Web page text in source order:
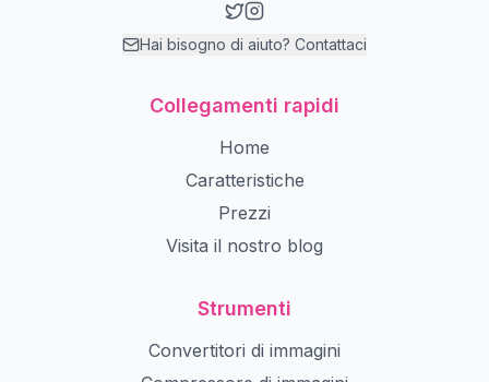
Hai bisogno di aiuto? Contattaci
Collegamenti rapidi
Home
Caratteristiche
Prezzi
Visita il nostro blog
Strumenti
Convertitori di immagini